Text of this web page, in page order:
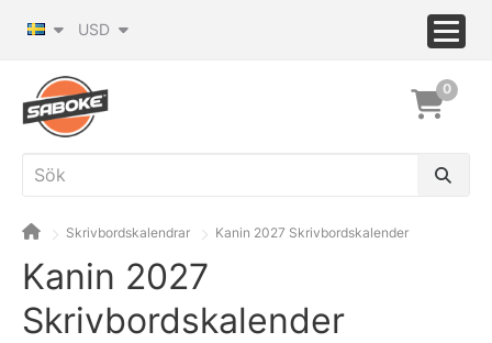
USD
0
Skrivbordskalendrar Kanin 2027 Skrivbordskalender
Kanin 2027
Skrivbordskalender